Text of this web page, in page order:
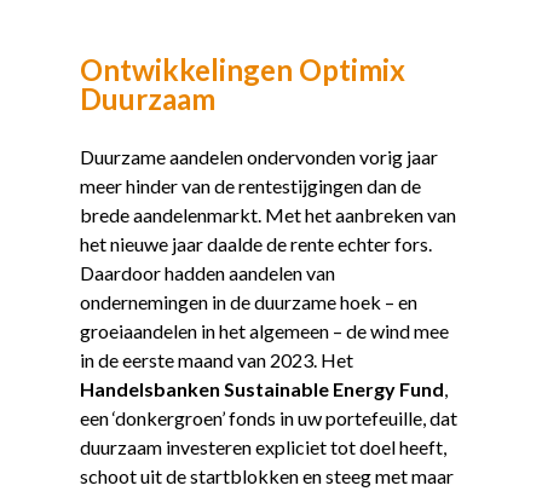
Ontwikkelingen Optimix
Duurzaam
Duurzame aandelen ondervonden vorig jaar
meer hinder van de rentestijgingen dan de
brede aandelenmarkt. Met het aanbreken van
het nieuwe jaar daalde de rente echter fors.
Daardoor hadden aandelen van
ondernemingen in de duurzame hoek – en
groeiaandelen in het algemeen – de wind mee
in de eerste maand van 2023. Het
Handelsbanken Sustainable Energy Fund,
een ‘donkergroen’ fonds in uw portefeuille, dat
duurzaam investeren expliciet tot doel heeft,
schoot uit de startblokken en steeg met maar